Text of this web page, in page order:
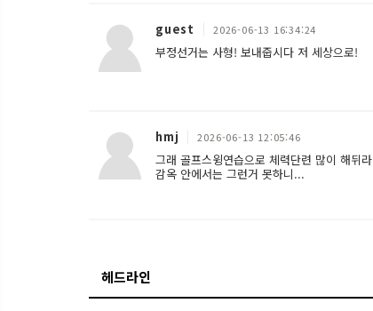
guest 2026-06-13 16:34:24
부정선거는 사형! 보내줍시다 저 세상으로!
hmj 2026-06-13 12:05:46
그래 골프스윙연습으로 체력단련 많이 해뒤라
감옥 안에서는 그런거 못하니...
헤드라인